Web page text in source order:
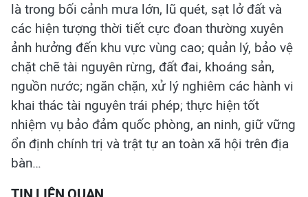
là trong bối cảnh mưa lớn, lũ quét, sạt lở đất và
các hiện tượng thời tiết cực đoan thường xuyên
ảnh hưởng đến khu vực vùng cao; quản lý, bảo vệ
chặt chẽ tài nguyên rừng, đất đai, khoáng sản,
nguồn nước; ngăn chặn, xử lý nghiêm các hành vi
khai thác tài nguyên trái phép; thực hiện tốt
nhiệm vụ bảo đảm quốc phòng, an ninh, giữ vững
ổn định chính trị và trật tự an toàn xã hội trên địa
bàn…